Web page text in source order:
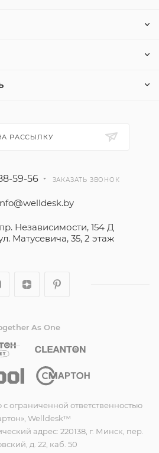
РАССЫЛКУ
59-56 ЗАКАЗАТЬ ЗВОНОК
Независимости, 154 Д
Матусевича, 35, 2 этаж
As One
ограниченной ответственностью
Welldesk™
адрес: 220138, г. Минск, пер.
д. 22, каб. 50